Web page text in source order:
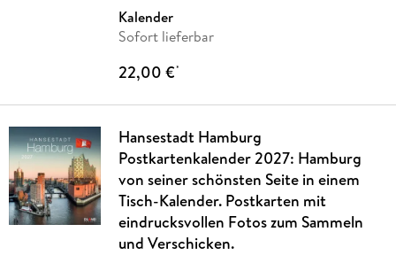
Kalender
Sofort lieferbar
22,00 €*
Hansestadt Hamburg
Postkartenkalender 2027: Hamburg
von seiner schönsten Seite in einem
Tisch-Kalender. Postkarten mit
eindrucksvollen Fotos zum Sammeln
und Verschicken.